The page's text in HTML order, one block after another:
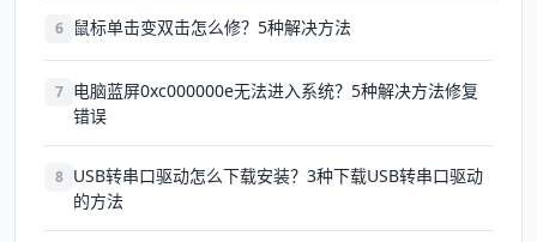
6 鼠标单击变双击怎么修？5种解决方法
7 电脑蓝屏0xc000000e无法进入系统？5种解决方法修复
错误
8 USB转串口驱动怎么下载安装？3种下载USB转串口驱动
的方法